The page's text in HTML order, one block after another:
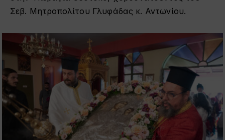
Σεβ. Μητροπολίτου Γλυφάδας κ. Αντωνίου.